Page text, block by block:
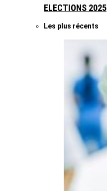
ELECTIONS 2025
Les plus récents